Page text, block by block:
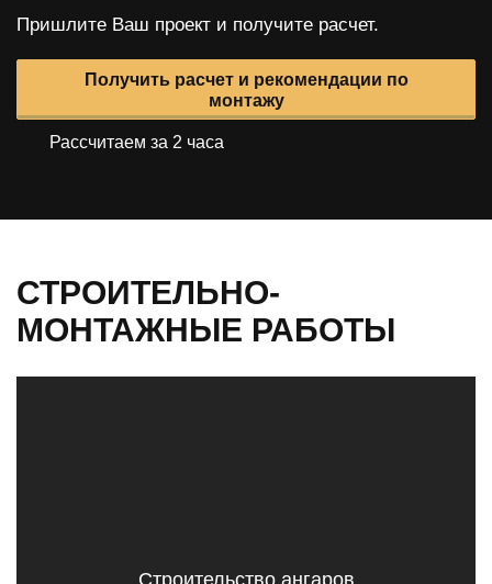
Пришлите Ваш проект и получите расчет.
Получить расчет и рекомендации по
монтажу
Рассчитаем за 2 часа
СТРОИТЕЛЬНО-
МОНТАЖНЫЕ РАБОТЫ
Строительство ангаров